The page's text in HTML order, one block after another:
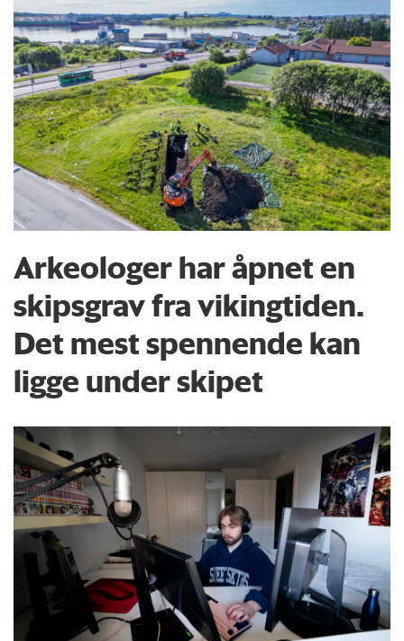
Arkeologer har åpnet en
skipsgrav fra vikingtiden.
Det mest spennende kan
ligge under skipet